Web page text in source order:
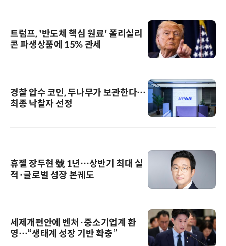
트럼프, '반도체 핵심 원료' 폴리실리
콘 파생상품에 15% 관세
경찰 압수 코인, 두나무가 보관한다…
최종 낙찰자 선정
휴젤 장두현 號 1년…상반기 최대 실
적·글로벌 성장 본궤도
세제개편안에 벤처·중소기업계 환
영…“생태계 성장 기반 확충”